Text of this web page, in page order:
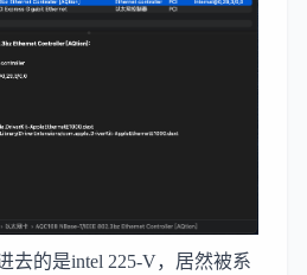
去的是intel 225-V，居然被系